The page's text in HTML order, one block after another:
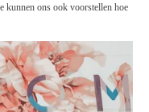
kunnen ons ook voorstellen hoe